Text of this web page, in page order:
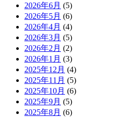
2026年6月 (5)
2026年5月 (6)
2026年4月 (4)
2026年3月 (5)
2026年2月 (2)
2026年1月 (3)
2025年12月 (4)
2025年11月 (5)
2025年10月 (6)
2025年9月 (5)
2025年8月 (6)